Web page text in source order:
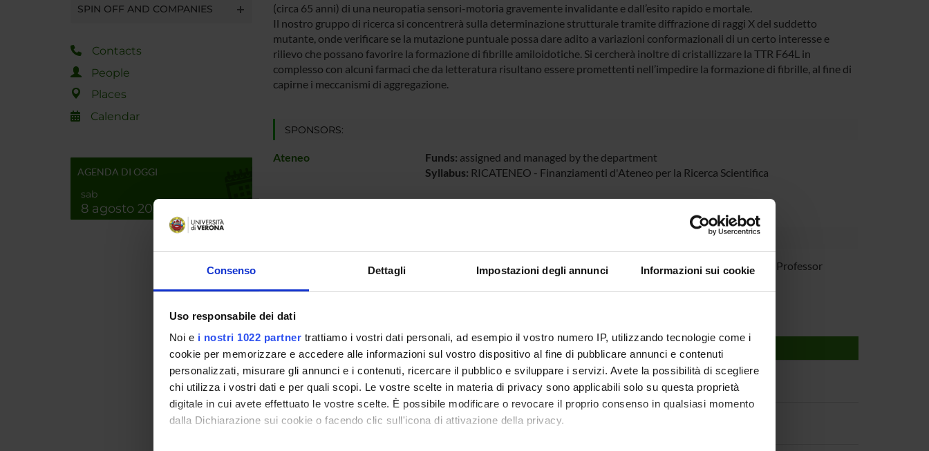
Consenso Dettagli Impostazioni degli annunci Informazioni sui cookie
Uso responsabile dei dati
Noi e i nostri 1022 partner trattiamo i vostri dati personali, ad esempio il vostro numero IP, utilizzando tecnologie come i
cookie per memorizzare e accedere alle informazioni sul vostro dispositivo al fine di pubblicare annunci e contenuti
personalizzati, misurare gli annunci e i contenuti, ricercare il pubblico e sviluppare i servizi. Avete la possibilità di scegliere
chi utilizza i vostri dati e per quali scopi. Le vostre scelte in materia di privacy sono applicabili solo su questa proprietà
digitale in cui avete effettuato le vostre scelte. È possibile modificare o revocare il proprio consenso in qualsiasi momento
dalla Dichiarazione sui cookie o facendo clic sull'icona di attivazione della privacy.
SPIN OFF AND COMPANIES
Contacts
People
Places
Calendar
AGENDA DI OGGI
sab
8 agosto 2026
(circa 65 anni) di una neuropatia sensori-motoria gravemente invalidante e dall’esito rapido e mortale.
Il nostro gruppo di ricerca si concentrerà sulla determinazione strutturale tramite diffrazione di raggi X del suddetto
mutante, onde verificare se la mutazione puntuale possa dare adito a variazioni conformazionali di un certo interesse e
rilievo che possano favorire la formazione di fibrille amiloidotiche. Si cercherà inoltre di cristallizzare la TTR F64L in
complesso con alcuni farmaci che da letteratura risultano essere promettenti nell’impedire la formazione di fibrille, al fine di
capirne i meccanismi di aggregazione.
SPONSORS:
Ateneo Funds: assigned and managed by the department
Syllabus: RICATENEO - Finanziamenti d'Ateneo per la Ricerca Scientifica
Associate Professor
Ugo Luigi Monaco
Massimiliano Perduca Associate Professor
RESEARCH AREAS INVOLVED IN THE PROJECT
Proteomica strutturale, funzionale e di espressione
Biochemistry & Molecular Biology (DBT)
Biochimica e Biologia Molecolare